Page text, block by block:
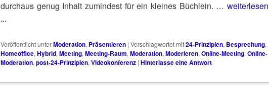
durch­aus genug Inhalt zumin­dest für ein klei­nes Büch­lein. … weiterlesen
...
Veröffentlicht unterModeration, Präsentieren | Verschlagwortet mit24-Prinzipien, Besprechung,
Homeoffice, Hybrid, Meeting, Meeting-Raum, Moderation, Moderieren, Online-Meeting, Online-
Moderation, post-24-Prinzipien, Videokonferenz | Hinterlasse eine Antwort